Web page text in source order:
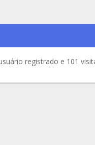
registrado e 101